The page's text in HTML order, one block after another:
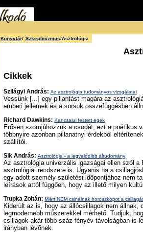
Könyvtár/ Szkepticizmus/Asztrológia
Cikkek
Szilágyi András: Az asztrológia tudományos vizsgálatai
Vessünk [...] egy pillantást magára az
emberi jellemek és a sorsok összefüggésben
Richard Dawkins: Kancsalul festett egek
Erősen szomjúhozzuk a csodát; ezt a poétikus
többnyire azonban pillanatnyi érdekből
szállítói.
Sik András: Asztrológia - a legvalódibb áltudomány
Az asztrológia univerzális igazságai ellen szól
asztrológiai rendszere is. Ugyanis ha a
egy adott személy születési időpontjához nem
leírások attól függően, hogy az illető milyen
Trupka Zoltán: Miért NEM csinálnak horoszkópot a
Kiderült az is, hogy az állócsillagok nem
legmodernebb műszerekkel mérhető. Tudjuk,
csillagok akár több száz fényév távolságban is
irányban lévőnek.